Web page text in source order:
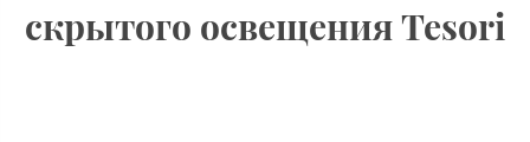
скрытого освещения Tesori